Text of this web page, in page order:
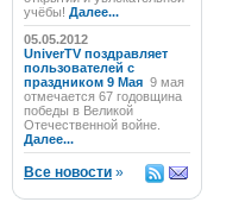
учёбы! Далее...
05.05.2012
UniverTV поздравляет
пользователей с
праздником 9 Мая 9 мая
отмечается 67 годовщина
победы в Великой
Отечественной войне.
Далее...
Все новости »